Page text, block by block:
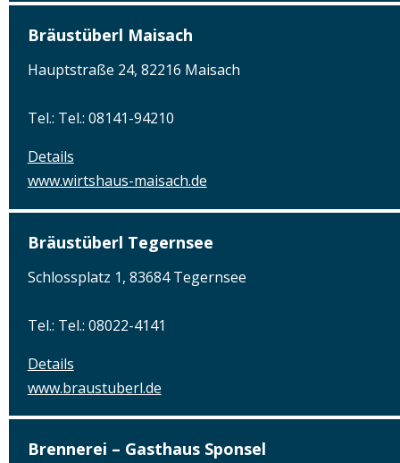
Bräustüberl Maisach
Hauptstraße 24, 82216 Maisach
Tel.: Tel.: 08141-94210
Details
www.wirtshaus-maisach.de
Bräustüberl Tegernsee
Schlossplatz 1, 83684 Tegernsee
Tel.: Tel.: 08022-4141
Details
www.braustuberl.de
Brennerei – Gasthaus Sponsel